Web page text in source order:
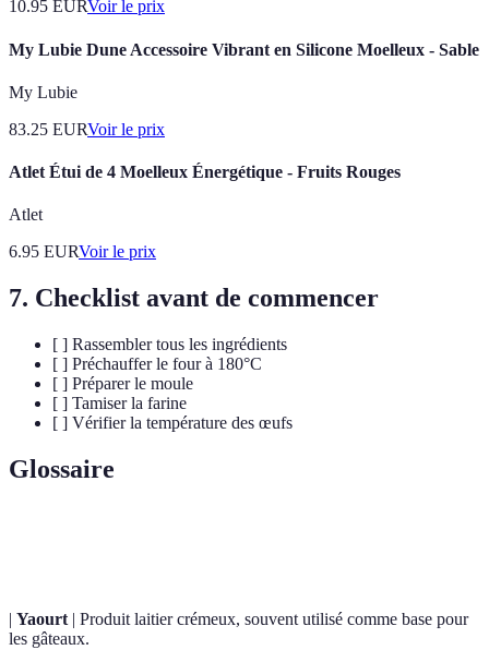
10.95 EURVoir le prix
My Lubie Dune Accessoire Vibrant en Silicone Moelleux - Sable
My Lubie
83.25 EURVoir le prix
Atlet Étui de 4 Moelleux Énergétique - Fruits Rouges
Atlet
6.95 EURVoir le prix
7. Checklist avant de commencer
[ ] Rassembler tous les ingrédients
[ ] Préchauffer le four à 180°C
[ ] Préparer le moule
[ ] Tamiser la farine
[ ] Vérifier la température des œufs
Glossaire
| Yaourt | Produit laitier crémeux, souvent utilisé comme base pour
les gâteaux.